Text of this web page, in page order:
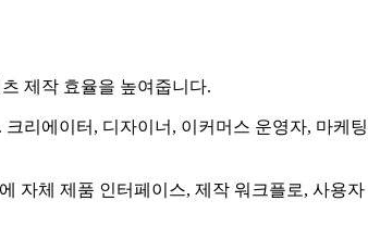
제작 효율을 높여줍니다.
리에이터, 디자이너, 이커머스 운영자, 마케
자체 제품 인터페이스, 제작 워크플로, 사용